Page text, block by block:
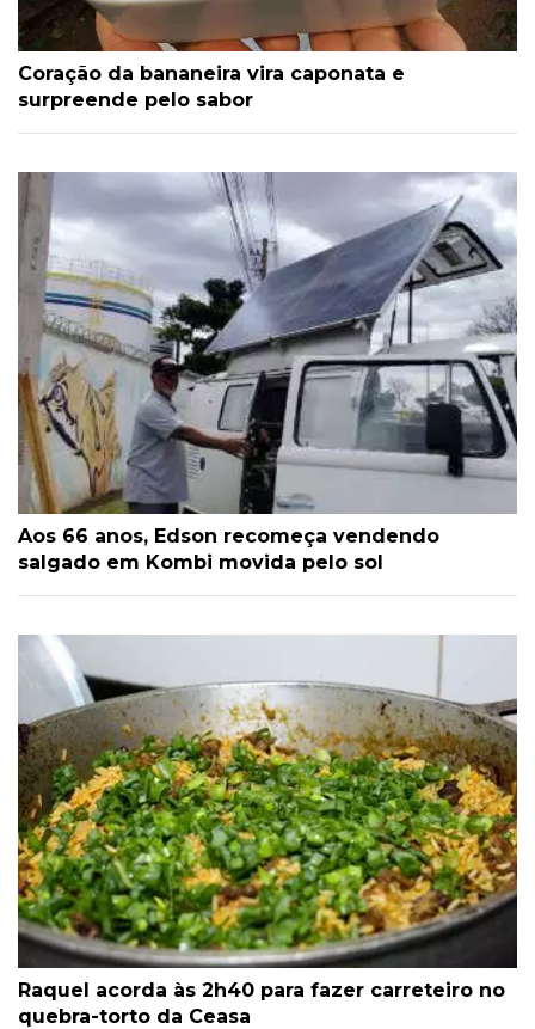
Coração da bananeira vira caponata e
surpreende pelo sabor
Aos 66 anos, Edson recomeça vendendo
salgado em Kombi movida pelo sol
Raquel acorda às 2h40 para fazer carreteiro no
quebra-torto da Ceasa